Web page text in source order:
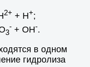
2+ + H+;
3
-+ ОH-.
в одном
гидролиза